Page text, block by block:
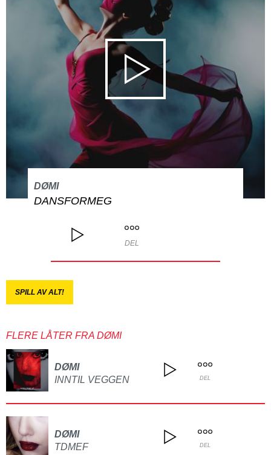
DØMI
DANSFORMEG
DEL
SPILL AV ALT!
FLERE LÅTER FRA DØMI
DØMI
INNTIL VEGGEN
DEL
DØMI
TDMEF
DEL